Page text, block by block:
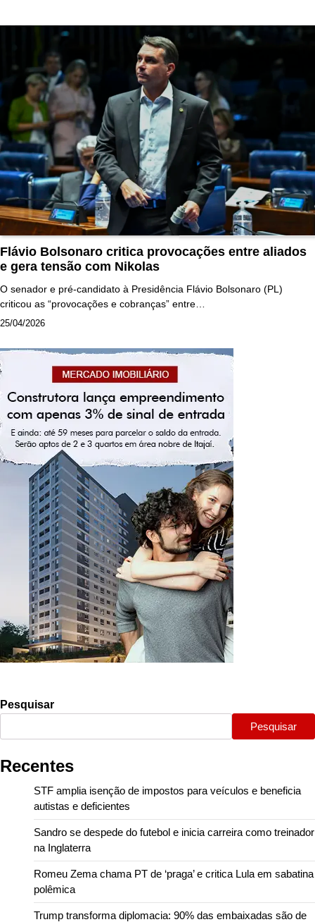
Flávio Bolsonaro critica provocações entre aliados
e gera tensão com Nikolas
O senador e pré-candidato à Presidência Flávio Bolsonaro (PL)
criticou as “provocações e cobranças” entre…
25/04/2026
Pesquisar
Pesquisar
Recentes
STF amplia isenção de impostos para veículos e beneficia
autistas e deficientes
Sandro se despede do futebol e inicia carreira como treinador
na Inglaterra
Romeu Zema chama PT de ‘praga’ e critica Lula em sabatina
polêmica
Trump transforma diplomacia: 90% das embaixadas são de